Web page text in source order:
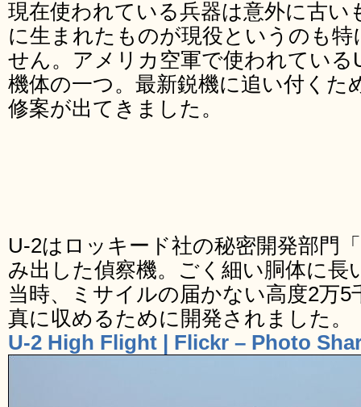
現在使われている兵器は意外に古い
に生まれたものが現役というのも
せん。アメリカ空軍で使われている
機体の一つ。最新鋭機に追い付くた
修案が出てきました。
U-2はロッキード社の秘密開発部門「
み出した偵察機。ごく細い胴体に長
当時、ミサイルの届かない高度2万5
真に収めるために開発されました。
U-2 High Flight | Flickr – Photo